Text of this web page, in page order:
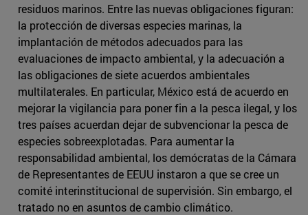
residuos marinos. Entre las ​nuevas obligaciones figuran:
la protección de diversas especies marinas, la
implantación de métodos adecuados para las
evaluaciones de impacto ambiental, y la adecuación a
las obligaciones de siete acuerdos ambientales
multilaterales. En particular, México está de acuerdo en
mejorar la vigilancia para poner fin a la pesca ilegal, y los
tres países acuerdan dejar de subvencionar la pesca de
especies sobreexplotadas. Para aumentar la
responsabilidad ambiental, los demócratas de la Cámara
de Representantes de EEUU instaron a que se cree un
comité interinstitucional de supervisión. Sin embargo, el
tratado no en asuntos de cambio climático.